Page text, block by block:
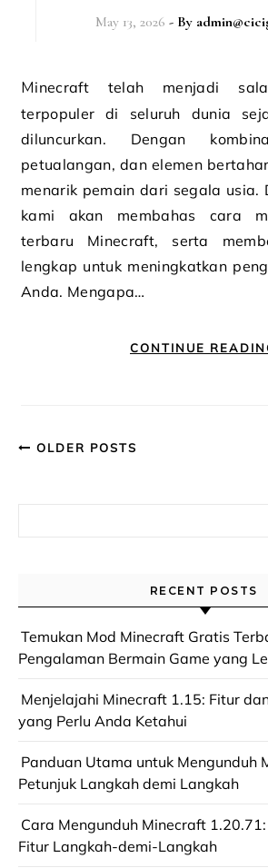
May 13, 2026 - By
Minecraft telah menjadi salah satu game
terpopuler di seluruh dunia
diluncurkan. Dengan
petualangan, dan elemen
menarik pemain dari segala usia.
kami akan membahas cara
terbaru Minecraft, serta
lengkap untuk meningkatkan
Anda. Mengapa…
CONTINUE
OLDER POSTS
RECENT POSTS
Temukan Mod Minecraft Gratis
Pengalaman Bermain Game yang
Menjelajahi Minecraft 1.15: Fitur
yang Perlu Anda Ketahui
Panduan Utama untuk Mengunduh
Petunjuk Langkah demi Langkah
Cara Mengunduh Minecraft
Fitur Langkah-demi-Langkah